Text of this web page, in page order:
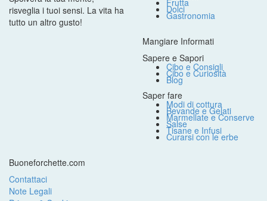
risveglia i tuoi sensi. La vita ha
tutto un altro gusto!
Frutta
Dolci
Gastronomia
Mangiare Informati
Sapere e Sapori
Cibo e Consigli
Cibo e Curiosità
Blog
Saper fare
Modi di cottura
Bevande e Gelati
Marmellate e Conserve
Salse
Tisane e Infusi
Curarsi con le erbe
Buoneforchette.com
Contattaci
Note Legali